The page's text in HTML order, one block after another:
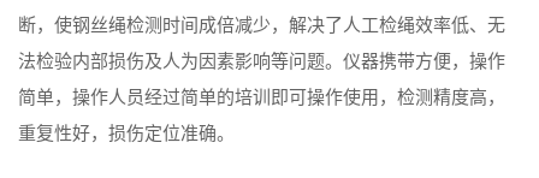
断，使钢丝绳检测时间成倍减少，解决了人工检绳效率低、无
法检验内部损伤及人为因素影响等问题。仪器携带方便，操作
简单，操作人员经过简单的培训即可操作使用，检测精度高，
重复性好，损伤定位准确。